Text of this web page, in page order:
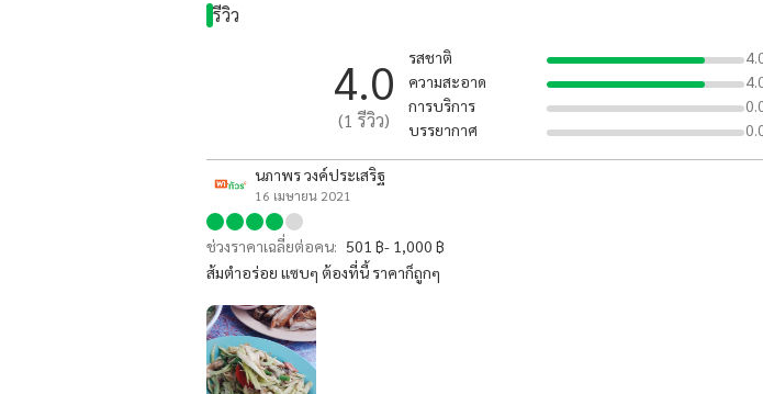
รีวิว
4.0
(1 รีวิว)
รสชาติ
ความสะอาด
การบริการ
บรรยากาศ
นภาพร วงค์ประเสริฐ
16 เมษายน 2021
ช่วงราคาเฉลี่ยต่อคน: 501 ฿- 1,000 ฿
ส้มตำอร่อย แซบๆ ต้องที่นี้ ราคาก็ถูกๆ